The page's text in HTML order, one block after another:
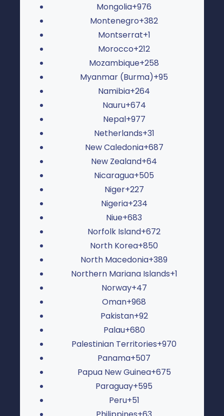
Mongolia+976
Montenegro+382
Montserrat+1
Morocco+212
Mozambique+258
Myanmar (Burma)+95
Namibia+264
Nauru+674
Nepal+977
Netherlands+31
New Caledonia+687
New Zealand+64
Nicaragua+505
Niger+227
Nigeria+234
Niue+683
Norfolk Island+672
North Korea+850
North Macedonia+389
Northern Mariana Islands+1
Norway+47
Oman+968
Pakistan+92
Palau+680
Palestinian Territories+970
Panama+507
Papua New Guinea+675
Paraguay+595
Peru+51